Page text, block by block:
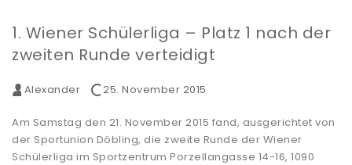
1. Wiener Schülerliga – Platz 1 nach der
zweiten Runde verteidigt
Alexander 25. November 2015
Am Samstag den 21. November 2015 fand, ausgerichtet von
der Sportunion Döbling, die zweite Runde der Wiener
Schülerliga im Sportzentrum Porzellangasse 14-16, 1090